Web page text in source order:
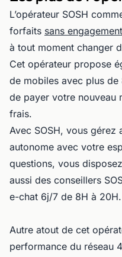
L’opérateur SOSH
forfaits sans
à tout moment changer
Cet opérateur propose
de mobiles avec plus
de payer votre nouveau
frais.
Avec SOSH, vous
autonome avec votre
questions, vous
aussi des conseillers
e-chat 6j/7 de 8H à 20H.
Autre atout de cet
performance du réseau